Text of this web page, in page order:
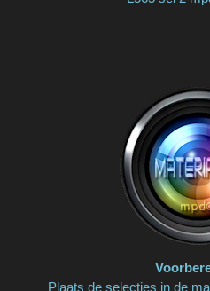
Plaats de selecties in de